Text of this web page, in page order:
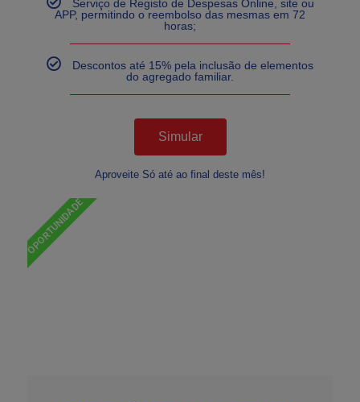
Serviço de Registo de Despesas Online, site ou
APP, permitindo o reembolso das mesmas em 72
horas;
Descontos até 15% pela inclusão de elementos
do agregado familiar.
Simular
Aproveite Só até ao final deste mês!
OPORTUNIDADE